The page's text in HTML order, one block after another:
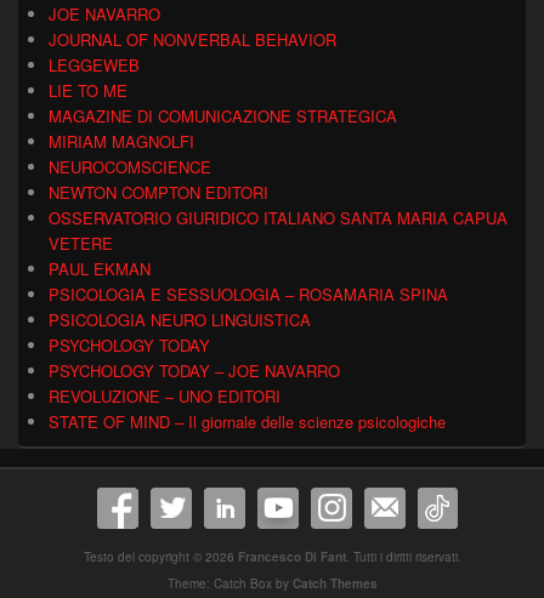
JOE NAVARRO
JOURNAL OF NONVERBAL BEHAVIOR
LEGGEWEB
LIE TO ME
MAGAZINE DI COMUNICAZIONE STRATEGICA
MIRIAM MAGNOLFI
NEUROCOMSCIENCE
NEWTON COMPTON EDITORI
OSSERVATORIO GIURIDICO ITALIANO SANTA MARIA CAPUA
VETERE
PAUL EKMAN
PSICOLOGIA E SESSUOLOGIA – ROSAMARIA SPINA
PSICOLOGIA NEURO LINGUISTICA
PSYCHOLOGY TODAY
PSYCHOLOGY TODAY – JOE NAVARRO
REVOLUZIONE – UNO EDITORI
STATE OF MIND – Il giornale delle scienze psicologiche
Testo del copyright © 2026 Francesco Di Fant. Tutti i diritti riservati.
Theme: Catch Box by Catch Themes